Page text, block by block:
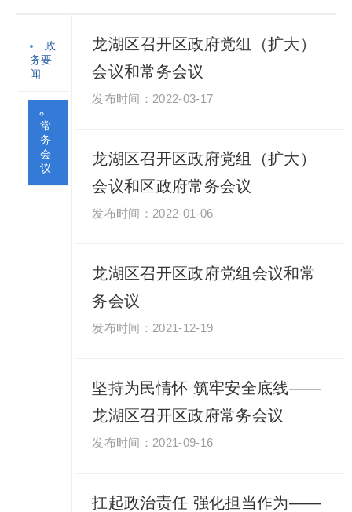
政
务要
闻
常
务
会
议
龙湖区召开区政府党组（扩大）
会议和常务会议
2022-03-17
龙湖区召开区政府党组（扩大）
会议和区政府常务会议
2022-01-06
龙湖区召开区政府党组会议和常
务会议
2021-12-19
坚持为民情怀 筑牢安全底线——
龙湖区召开区政府常务会议
2021-09-16
扛起政治责任 强化担当作为——